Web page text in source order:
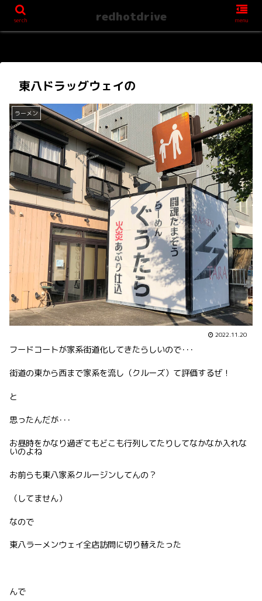
東八ドラッグウェイの
ラーメン
2022.11.20
フードコートが家系街道化してきたらしいので･･･
街道の東から西まで家系を流し（クルーズ）て評価するぜ！
と
思ったんだが･･･
お昼時をかなり過ぎてもどこも行列してたりしてなかなか入れな
いのよね
お前らも東八家系クルージンしてんの？
（してません）
なので
東八ラーメンウェイ全店訪問に切り替えたった
んで
serch redhotdrive menu